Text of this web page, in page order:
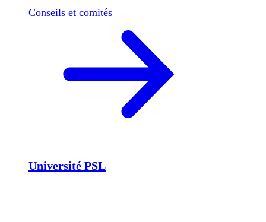
Conseils et comités
Université PSL